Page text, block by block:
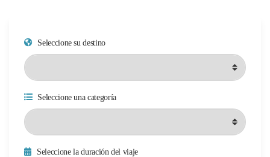
Seleccione su destino
Seleccione una categoría
Seleccione la duración del viaje